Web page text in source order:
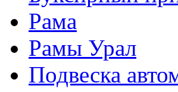
Рама
Рамы Урал
Подвеска